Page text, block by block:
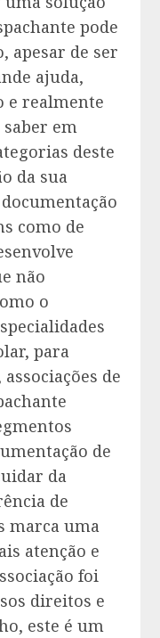
pode
apesar de ser
ajuda,
e realmente
saber em
deste
da sua
como de
não
o
para
de
de
da
de
marca uma
atenção e
foi
direitos e
este é um